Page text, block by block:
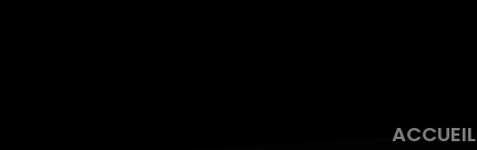
ACCUEIL